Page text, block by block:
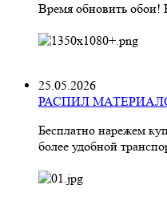
Время обновить обои!
25.05.2026
РАСПИЛ
Бесплатно нарежем
более удобной